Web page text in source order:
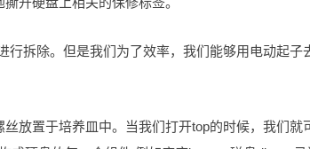
行拆除。但是我们为了效率，我们能够用电动起子
放置于培养皿中。当我们打开top的时候，我们就